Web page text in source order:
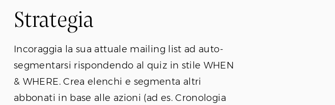
Strategia
Incoraggia la sua attuale mailing list ad auto-
segmentarsi rispondendo al quiz in stile WHEN
& WHERE. Crea elenchi e segmenta altri
abbonati in base alle azioni (ad es. Cronologia